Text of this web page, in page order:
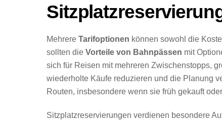
Mehrere Tarifoptionen können sowohl die
sollten die Vorteile von Bahnpässen mit
sich für Reisen mit mehreren Zwischenstopps,
wiederholte Käufe reduzieren und die Planung
Routen, insbesondere wenn sie früh gekauft
Sitzplatzreservierungen verdienen besondere